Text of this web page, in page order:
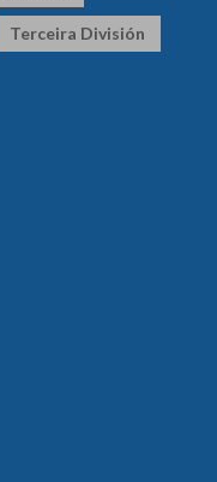
Terceira División